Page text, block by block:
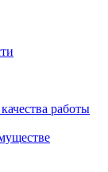
работы